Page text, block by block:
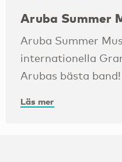
Aruba Summer
Aruba Summer
internationella
Arubas bästa band!
Läs mer